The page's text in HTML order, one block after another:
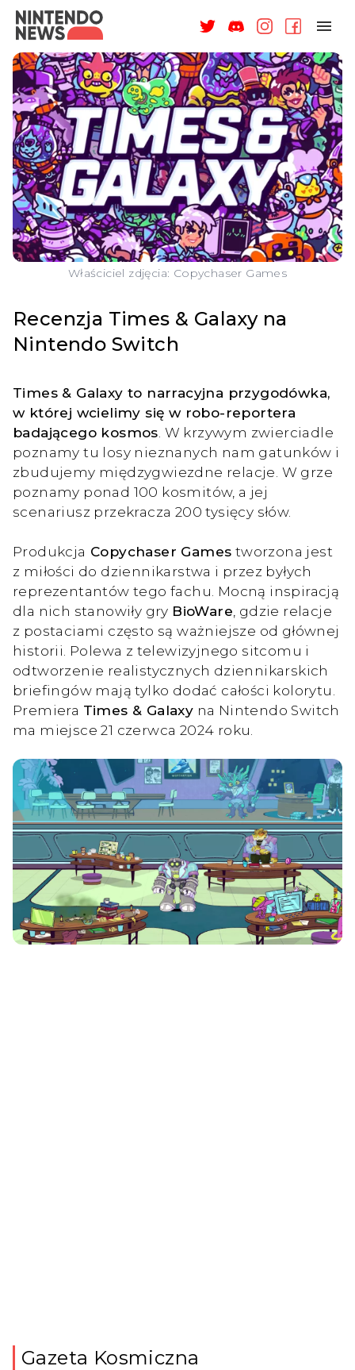
NAGRODY
NEWSY
RECENZJE
ARTYKUŁY
WSPARCIE
O NAS
ZALOGUJ
Właściciel zdjęcia: Copychaser Games
Recenzja Times & Galaxy na
Nintendo Switch
Times & Galaxy to narracyjna przygodówka,
w której wcielimy się w robo-reportera
badającego kosmos . W krzywym zwierciadle
poznamy tu losy nieznanych nam gatunków i
zbudujemy międzygwiezdne relacje. W grze
poznamy ponad 100 kosmitów, a jej
scenariusz przekracza 200 tysięcy słów.
Produkcja Copychaser Games tworzona jest
z miłości do dziennikarstwa i przez byłych
reprezentantów tego fachu. Mocną inspiracją
dla nich stanowiły gry BioWare , gdzie relacje
z postaciami często są ważniejsze od głównej
historii. Polewa z telewizyjnego sitcomu i
odtworzenie realistycznych dziennikarskich
briefingów mają tylko dodać całości kolorytu.
Premiera Times & Galaxy na Nintendo Switch
ma miejsce 21 czerwca 2024 roku.
Gazeta Kosmiczna